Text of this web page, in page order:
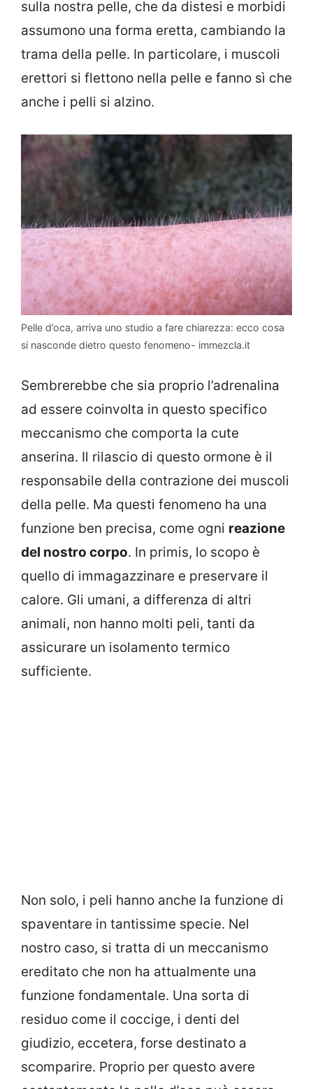
sulla nostra pelle, che da distesi e morbidi
assumono una forma eretta, cambiando la
trama della pelle. In particolare, i muscoli
erettori si flettono nella pelle e fanno sì che
anche i pelli si alzino.
Pelle d’oca, arriva uno studio a fare chiarezza: ecco cosa
si nasconde dietro questo fenomeno- immezcla.it
Sembrerebbe che sia proprio l’adrenalina
ad essere coinvolta in questo specifico
meccanismo che comporta la cute
anserina. Il rilascio di questo ormone è il
responsabile della contrazione dei muscoli
della pelle. Ma questi fenomeno ha una
funzione ben precisa, come ogni reazione
del nostro corpo. In primis, lo scopo è
quello di immagazzinare e preservare il
calore. Gli umani, a differenza di altri
animali, non hanno molti peli, tanti da
assicurare un isolamento termico
sufficiente.
Non solo, i peli hanno anche la funzione di
spaventare in tantissime specie. Nel
nostro caso, si tratta di un meccanismo
ereditato che non ha attualmente una
funzione fondamentale. Una sorta di
residuo come il coccige, i denti del
giudizio, eccetera, forse destinato a
scomparire. Proprio per questo avere